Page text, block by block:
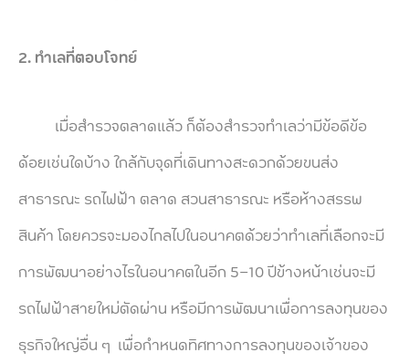
2. ทำเลที่ตอบโจทย์
เมื่อสำรวจตลาดแล้ว ก็ต้องสำรวจทำเลว่ามีข้อดีข้อ
ด้อยเช่นใดบ้าง ใกล้กับจุดที่เดินทางสะดวกด้วยขนส่ง
สาธารณะ รถไฟฟ้า ตลาด สวนสาธารณะ หรือห้างสรรพ
สินค้า โดยควรจะมองไกลไปในอนาคตด้วยว่าทำเลที่เลือกจะมี
การพัฒนาอย่างไรในอนาคตในอีก 5-10 ปีข้างหน้าเช่นจะมี
รถไฟฟ้าสายใหม่ตัดผ่าน หรือมีการพัฒนาเพื่อการลงทุนของ
ธุรกิจใหญ่อื่น ๆ เพื่อกำหนดทิศทางการลงทุนของเจ้าของ